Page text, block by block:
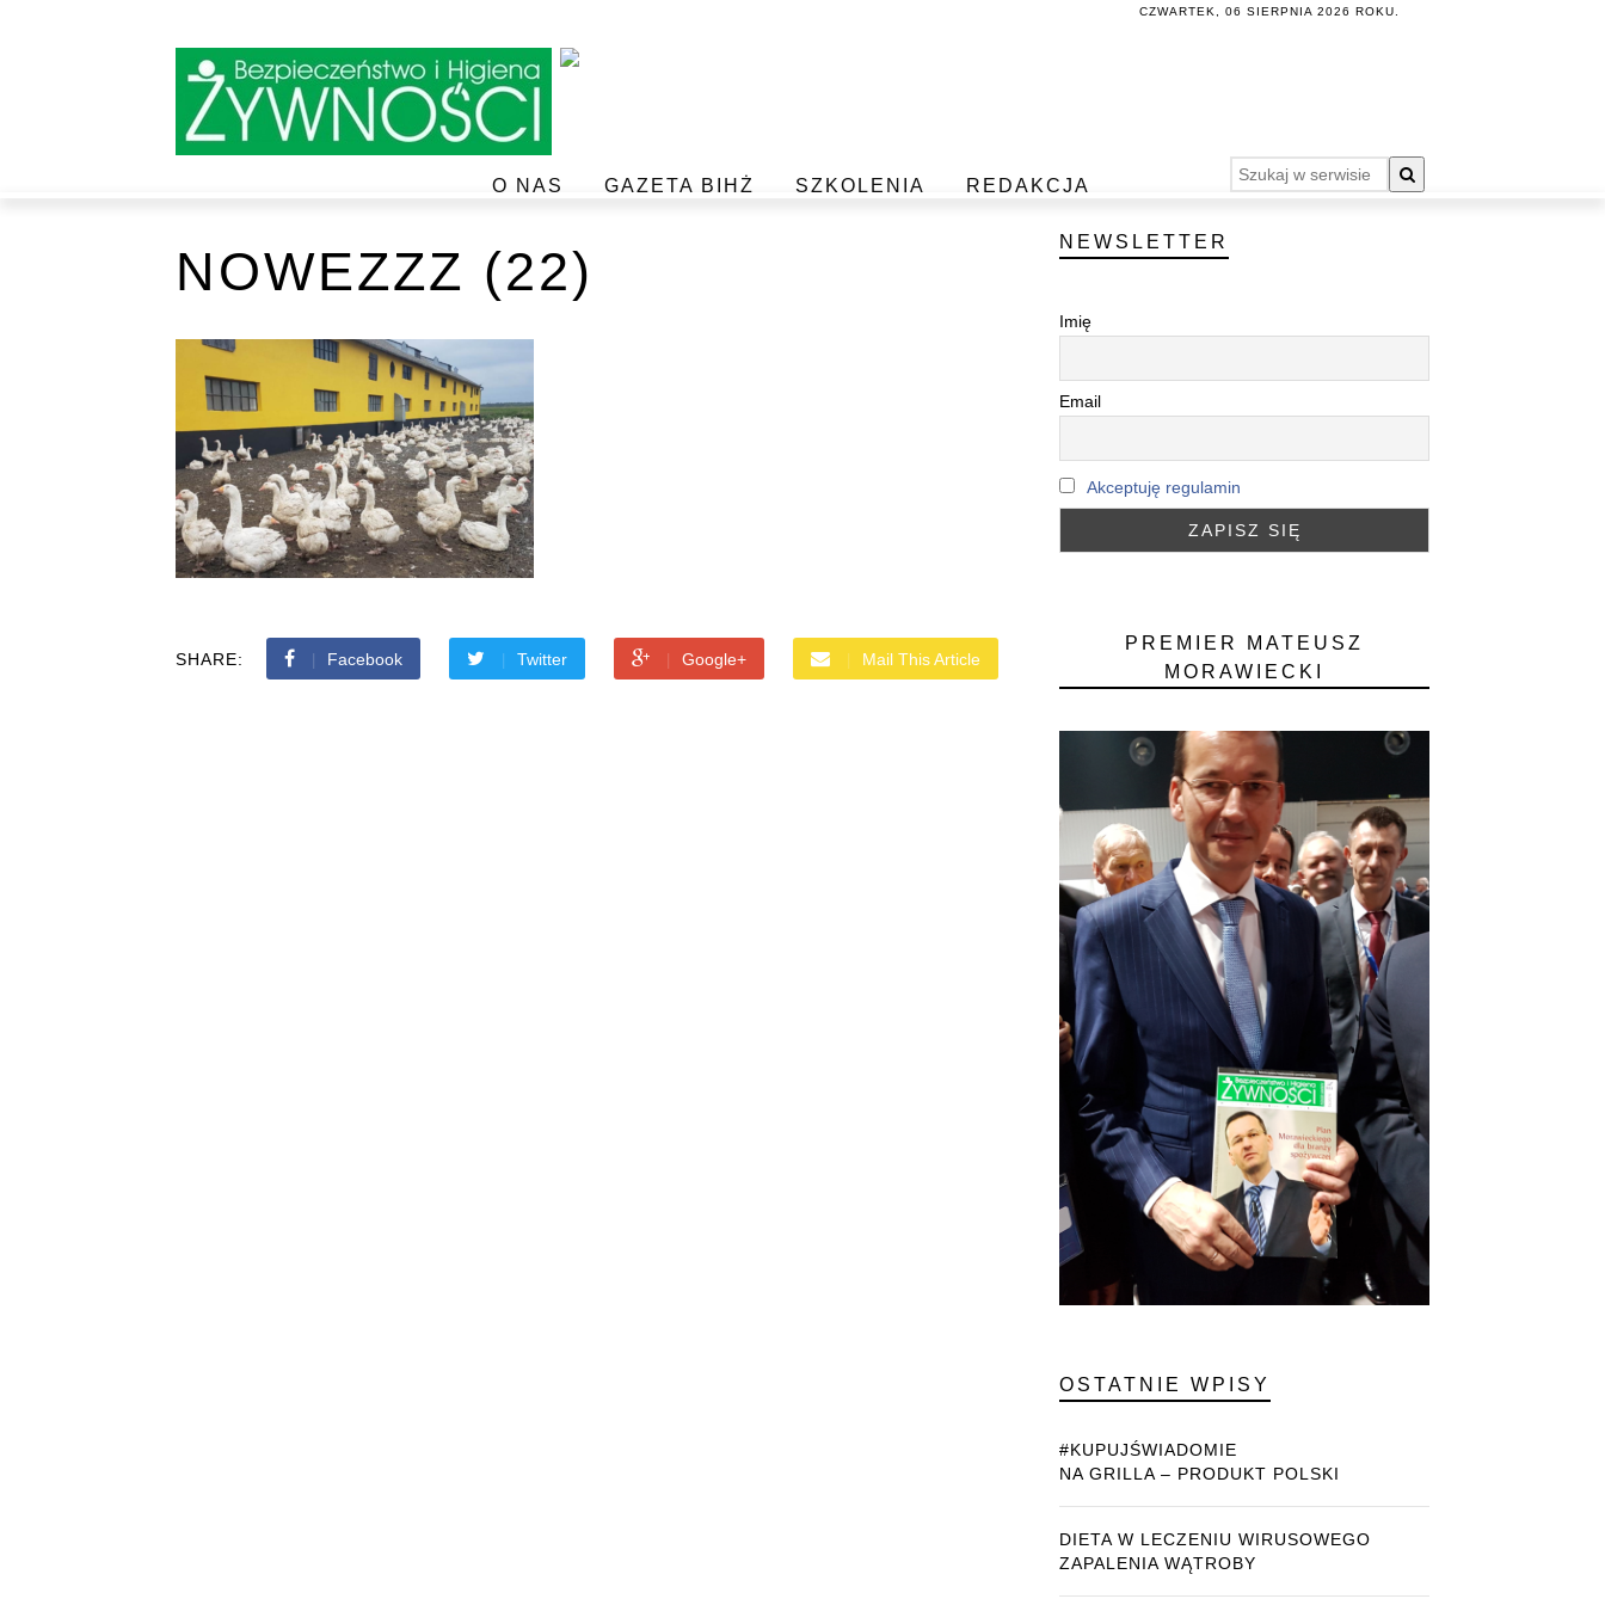
CZWARTEK, 06 SIERPNIA 2026 ROKU.
O NAS GAZETA BIHŻ SZKOLENIA REDAKCJA
NOWEZZZ (22)
SHARE: Facebook Twitter Google+ Mail This Article
NEWSLETTER
Imię
Email
Akceptuję regulamin
PREMIER MATEUSZ
MORAWIECKI
OSTATNIE WPISY
#KUPUJŚWIADOMIE
NA GRILLA – PRODUKT POLSKI
DIETA W LECZENIU WIRUSOWEGO
ZAPALENIA WĄTROBY